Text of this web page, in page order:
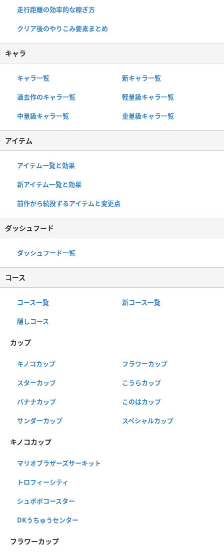
走行距離の効率的な稼ぎ方
クリア後のやりこみ要素まとめ
キャラ
キャラ一覧 新キャラ一覧
過去作のキャラ一覧 軽量級キャラ一覧
中量級キャラ一覧 重量級キャラ一覧
アイテム
アイテム一覧と効果
新アイテム一覧と効果
前作から続投するアイテムと変更点
ダッシュフード
ダッシュフード一覧
コース
コース一覧 新コース一覧
隠しコース
カップ
キノコカップ フラワーカップ
スターカップ こうらカップ
バナナカップ このはカップ
サンダーカップ スペシャルカップ
キノコカップ
マリオブラザーズサーキット
トロフィーシティ
シュポポコースター
DKうちゅうセンター
フラワーカップ